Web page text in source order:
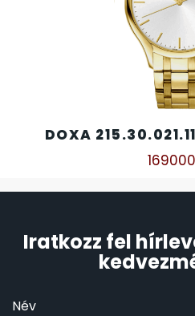
DOXA
169000
Iratkozz fel
Név